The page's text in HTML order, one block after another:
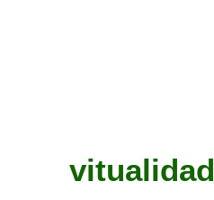
vitualidad